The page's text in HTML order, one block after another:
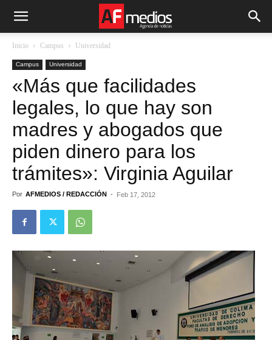
Inicio Campus Universidad
Campus Universidad
«Más que facilidades
legales, lo que hay son
madres y abogados que
piden dinero para los
trámites»: Virginia Aguilar
Por AFMEDIOS / REDACCIÓN - Feb 17, 2012